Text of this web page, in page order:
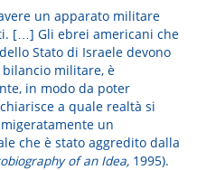
un apparato militare
[…] Gli ebrei americani che
Stato di Israele devono
militare, è
in modo da poter
a quale realtà si
un
che è stato aggredito dalla
of an Idea, 1995).